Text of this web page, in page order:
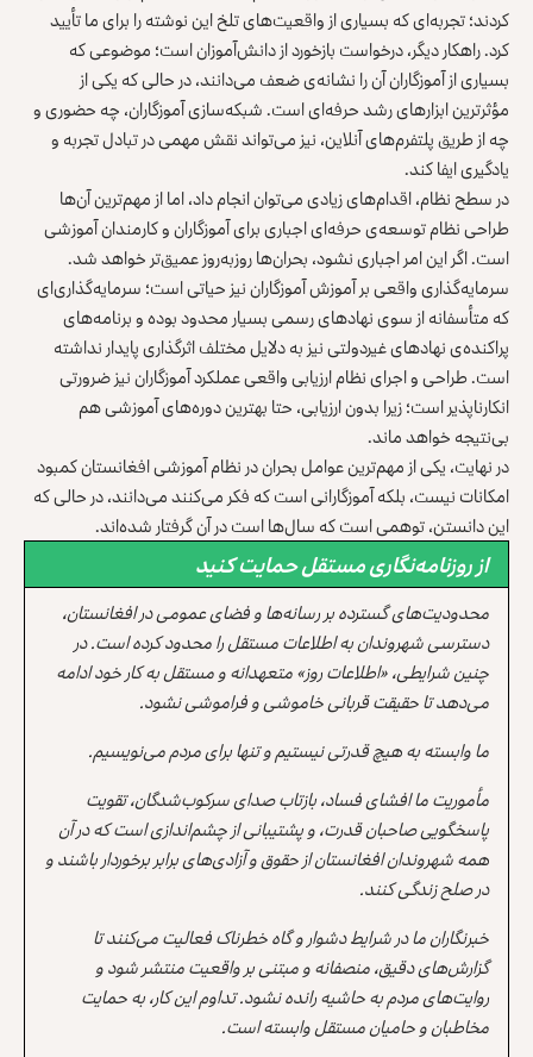
کردند؛ تجربه‌ای که بسیاری از واقعیت‌های تلخ این نوشته را برای ما تأیید
کرد. راهکار دیگر، درخواست بازخورد از دانش‌آموزان است؛ موضوعی که
بسیاری از آموزگاران آن را نشانه‌ی ضعف می‌دانند، در حالی که یکی از
مؤثرترین ابزارهای رشد حرفه‌ای است. شبکه‌سازی آموزگاران، چه حضوری و
چه از طریق پلتفرم‌های آنلاین، نیز می‌تواند نقش مهمی در تبادل تجربه و
یادگیری ایفا کند.
در سطح نظام، اقدام‌های زیادی می‌توان انجام داد، اما از مهم‌ترین آن‌ها
طراحی نظام توسعه‌ی حرفه‌ای اجباری برای آموزگاران و کارمندان آموزشی
است. اگر این امر اجباری نشود، بحران‌ها روزبه‌روز عمیق‌تر خواهد شد.
سرمایه‌گذاری واقعی بر آموزش آموزگاران نیز حیاتی است؛ سرمایه‌گذاری‌ای
که متأسفانه از سوی نهادهای رسمی بسیار محدود بوده و برنامه‌های
پراکنده‌ی نهادهای غیردولتی نیز به دلایل مختلف اثرگذاری پایدار نداشته
است. طراحی و اجرای نظام ارزیابی واقعی عملکرد آموزگاران نیز ضرورتی
انکارناپذیر است؛ زیرا بدون ارزیابی، حتا بهترین دوره‌های آموزشی هم
بی‌نتیجه خواهد ماند.
در نهایت، یکی از مهم‌ترین عوامل بحران در نظام آموزشی افغانستان کمبود
امکانات نیست، بلکه آموزگارانی است که فکر می‌کنند می‌دانند، در حالی که
این دانستن، توهمی است که سال‌ها است در آن گرفتار شده‌اند.
از روزنامه‌نگاری مستقل حمایت کنید
محدودیت‌های گسترده بر رسانه‌ها و فضای عمومی در افغانستان،
دسترسی شهروندان به اطلاعات مستقل را محدود کرده است. در
چنین شرایطی، «اطلاعات روز» متعهدانه و مستقل به کار خود ادامه
می‌دهد تا حقیقت قربانی خاموشی و فراموشی نشود.
ما وابسته به هیچ قدرتی نیستیم و تنها برای مردم می‌نویسیم.
مأموریت ما افشای فساد، بازتاب صدای سرکوب‌شدگان، تقویت
پاسخگویی صاحبان قدرت، و پشتیبانی از چشم‌اندازی است که در آن
همه شهروندان افغانستان از حقوق و آزادی‌های برابر برخوردار باشند و
در صلح زندگی کنند.
خبرنگاران ما در شرایط دشوار و گاه خطرناک فعالیت می‌کنند تا
گزارش‌های دقیق، منصفانه و مبتنی بر واقعیت منتشر شود و
روایت‌های مردم به حاشیه رانده نشود. تداوم این کار، به حمایت
مخاطبان و حامیان مستقل وابسته است.